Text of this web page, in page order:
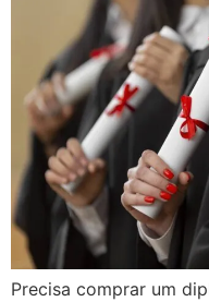
Precisa comprar um